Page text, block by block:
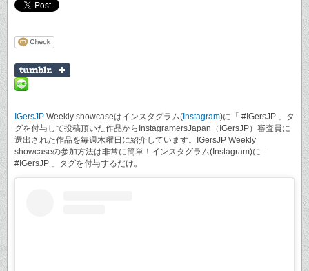
IGersJP Weekly showcaseはインスタグラム( Instagram)に「 #IGersJP 」タ
グを付与して投稿頂いた作品からInstagramersJapan（IGersJP）審査員に
選出された作品を毎週木曜日に紹介しています。IGersJP Weekly
showcaseの参加方法は非常に簡単！インスタグラム(Instagram)に「
#IGersJP 」タグを付与するだけ。